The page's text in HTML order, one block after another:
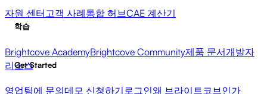
자원 센터 고객 사례통합 허브CAE 계산기
학습
Brightcove AcademyBrightcove Community제품 문서개발자
리소스
Get Started
영업팀에 문의데모 신청하기 로그인왜 브라이트코브인가